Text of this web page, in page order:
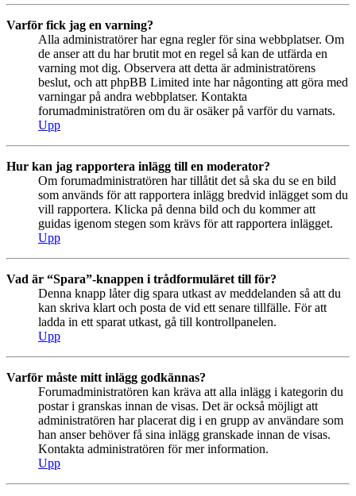
Varför fick jag en varning?
Alla administratörer har egna regler för sina webbplatser. Om
de anser att du har brutit mot en regel så kan de utfärda en
varning mot dig. Observera att detta är administratörens
beslut, och att phpBB Limited inte har någonting att göra med
varningar på andra webbplatser. Kontakta
forumadministratören om du är osäker på varför du varnats.
Upp
Hur kan jag rapportera inlägg till en moderator?
Om forumadministratören har tillåtit det så ska du se en bild
som används för att rapportera inlägg bredvid inlägget som du
vill rapportera. Klicka på denna bild och du kommer att
guidas igenom stegen som krävs för att rapportera inlägget.
Upp
Vad är “Spara”-knappen i trådformuläret till för?
Denna knapp låter dig spara utkast av meddelanden så att du
kan skriva klart och posta de vid ett senare tillfälle. För att
ladda in ett sparat utkast, gå till kontrollpanelen.
Upp
Varför måste mitt inlägg godkännas?
Forumadministratören kan kräva att alla inlägg i kategorin du
postar i granskas innan de visas. Det är också möjligt att
administratören har placerat dig i en grupp av användare som
han anser behöver få sina inlägg granskade innan de visas.
Kontakta administratören för mer information.
Upp